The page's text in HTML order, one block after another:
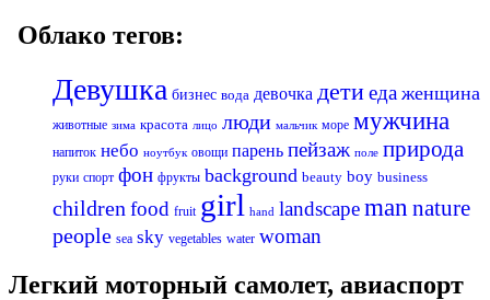
Облако тегов:
Девушка бизнес вода девочка детиеда женщина
животные зима красота лицо люди мальчик море мужчина
напиток небо ноутбук овощи парень пейзаж поле природа
руки спорт фон фрукты background beauty boy business
childrenfood fruit girl hand landscapeman nature
people sea sky vegetables water woman
Легкий моторный самолет, авиаспорт